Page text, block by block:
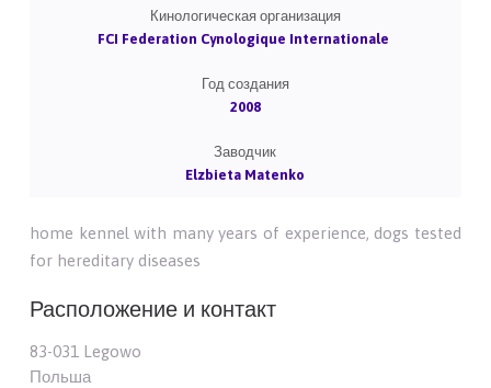
Кинологическая организация
FCI Federation Cynologique Internationale
Год создания
2008
Заводчик
Elzbieta Matenko
home kennel with many years of experience, dogs tested
for hereditary diseases
Расположение и контакт
83-031 Legowo
Польша